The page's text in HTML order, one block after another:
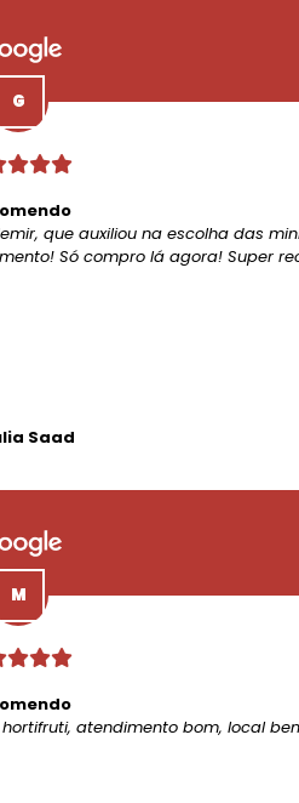
que auxiliou na escolha das
Só compro lá agora! Super
Saad
atendimento bom, local